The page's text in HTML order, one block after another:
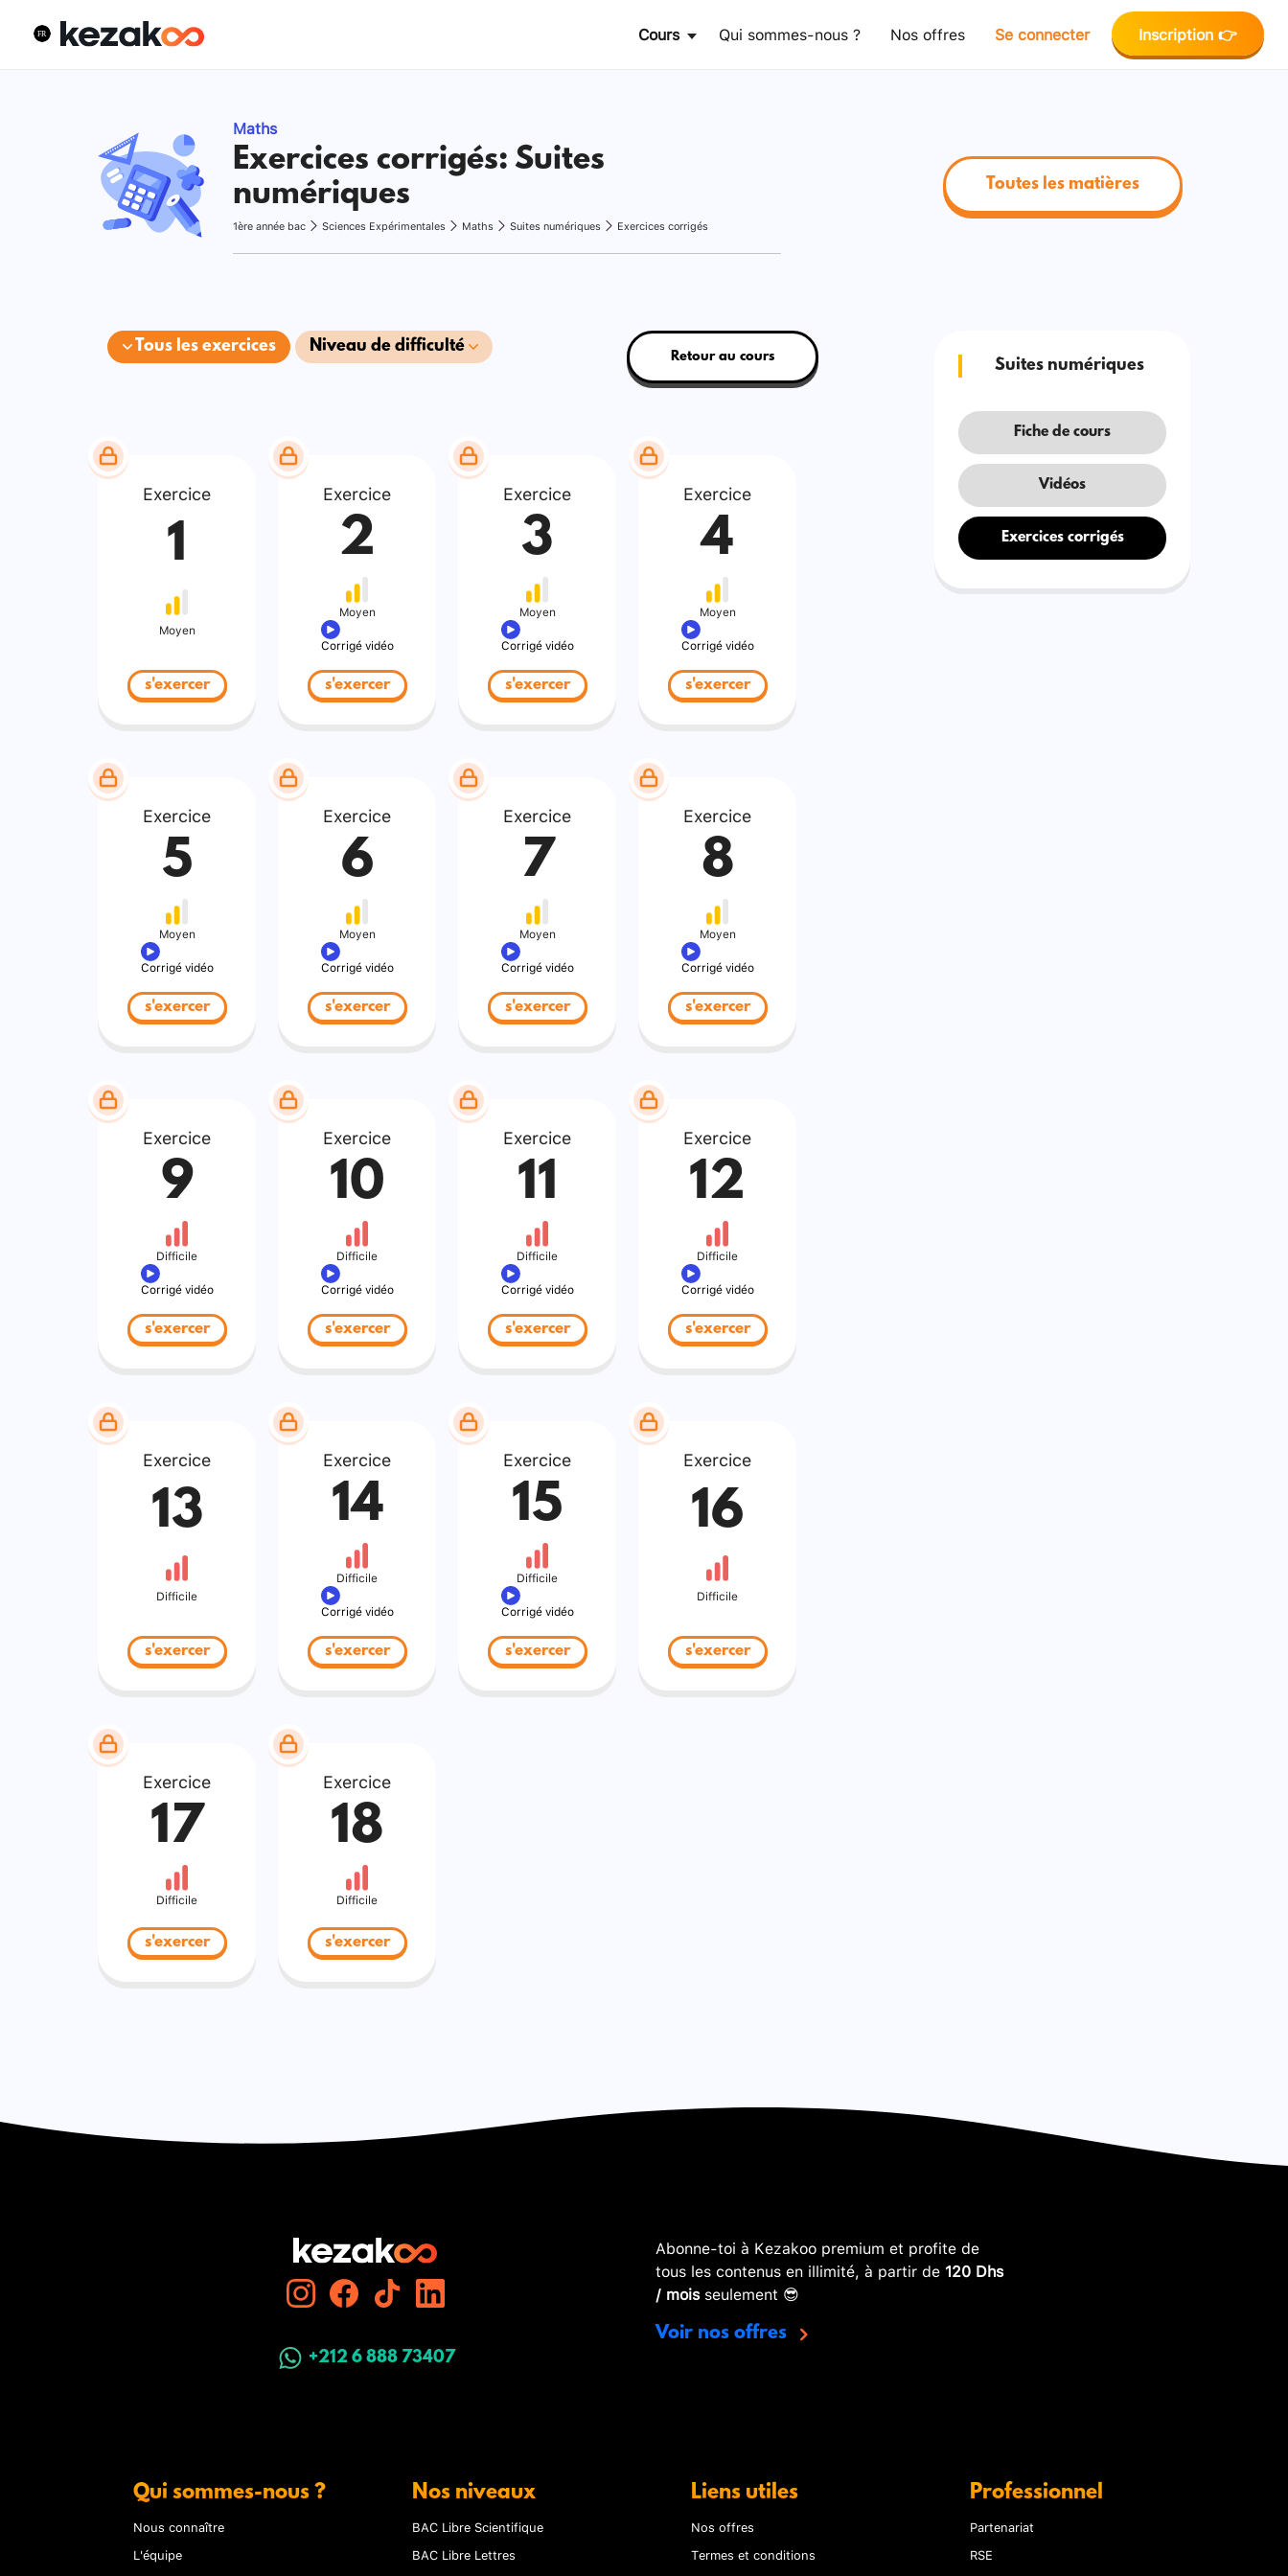
Cours Qui sommes-nous ? Nos offres Se connecter Inscription 👉
Maths
Exercices corrigés: Suites
numériques
1ère année bac Sciences Expérimentales Maths Suites numériques Exercices corrigés
Toutes les matières
Tous les exercices Niveau de difficulté
Retour au cours
Exercice
1
Moyen
s'exercer
Exercice
2
Moyen
Corrigé vidéo
s'exercer
Exercice
3
Moyen
Corrigé vidéo
s'exercer
Exercice
4
Moyen
Corrigé vidéo
s'exercer
Exercice
5
Moyen
Corrigé vidéo
s'exercer
Exercice
6
Moyen
Corrigé vidéo
s'exercer
Exercice
7
Moyen
Corrigé vidéo
s'exercer
Exercice
8
Moyen
Corrigé vidéo
s'exercer
Exercice
9
Difficile
Corrigé vidéo
s'exercer
Exercice
10
Difficile
Corrigé vidéo
s'exercer
Exercice
11
Difficile
Corrigé vidéo
s'exercer
Exercice
12
Difficile
Corrigé vidéo
s'exercer
Exercice
13
Difficile
s'exercer
Exercice
14
Difficile
Corrigé vidéo
s'exercer
Exercice
15
Difficile
Corrigé vidéo
s'exercer
Exercice
16
Difficile
s'exercer
Exercice
17
Difficile
s'exercer
Exercice
18
Difficile
s'exercer
Suites numériques
Fiche de cours
Vidéos
Exercices corrigés
+212 6 888 73407
Abonne-toi à Kezakoo premium et profite de
tous les contenus en illimité, à partir de 120 Dhs
/ moisseulement 😎
Voir nos offres
Qui sommes-nous ?
Nous connaître
L'équipe
Nos niveaux
BAC Libre Scientifique
BAC Libre Lettres
Liens utiles
Nos offres
Termes et conditions
Professionnel
Partenariat
RSE